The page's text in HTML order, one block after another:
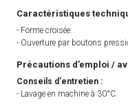
Caractéristiques
- Forme croisée.
- Ouverture par boutons
Précautions d’emploi /
Conseils d'entretien :
- Lavage en machine à 30°C.